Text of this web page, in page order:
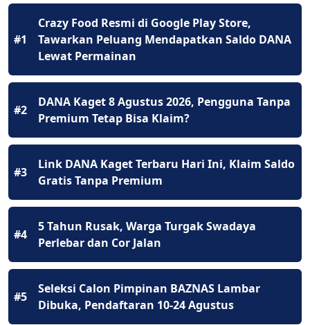
#1
Crazy Food Resmi di Google Play Store,
Tawarkan Peluang Mendapatkan Saldo DANA
Lewat Permainan
#2
DANA Kaget 8 Agustus 2026, Pengguna Tanpa
Premium Tetap Bisa Klaim?
#3
Link DANA Kaget Terbaru Hari Ini, Klaim Saldo
Gratis Tanpa Premium
#4
5 Tahun Rusak, Warga Turgak Swadaya
Perlebar dan Cor Jalan
#5
Seleksi Calon Pimpinan BAZNAS Lambar
Dibuka, Pendaftaran 10-24 Agustus